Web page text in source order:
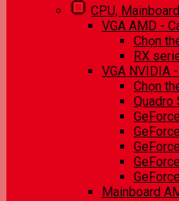
CPU,
VGA AMD -
Chọn
RX
VGA NVIDIA
Chọn
Quadro
Mainboard